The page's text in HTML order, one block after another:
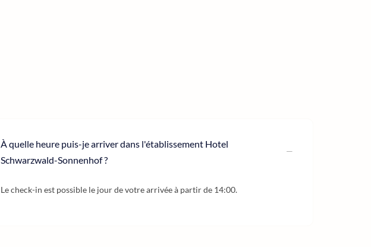
À quelle heure puis-je arriver dans l'établissement Hotel
Schwarzwald-Sonnenhof ?
Le check-in est possible le jour de votre arrivée à partir de 14:00.